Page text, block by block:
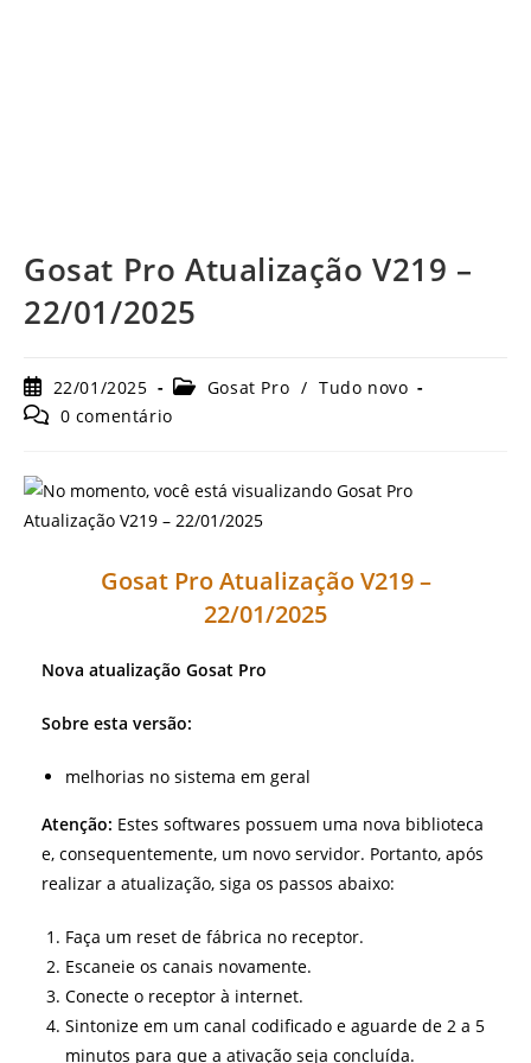
Gosat Pro Atualização V219 –
22/01/2025
Post
publicado:
22/01/2025
Categoria
Gosat Pro / Tudo novo
Comentários
0 comentário
Gosat Pro Atualização V219 –
22/01/2025
Nova atualização Gosat Pro
Sobre esta versão:
melhorias no sistema em geral
Atenção: Estes softwares possuem uma nova biblioteca
e, consequentemente, um novo servidor. Portanto, após
realizar a atualização, siga os passos abaixo:
Faça um reset de fábrica no receptor.
Escaneie os canais novamente.
Conecte o receptor à internet.
Sintonize em um canal codificado e aguarde de 2 a 5
minutos para que a ativação seja concluída.